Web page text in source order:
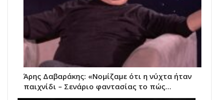
Άρης Δαβαράκης: «Νομίζαμε ότι η νύχτα ήταν
παιχνίδι – Σενάριο φαντασίας το πώς…